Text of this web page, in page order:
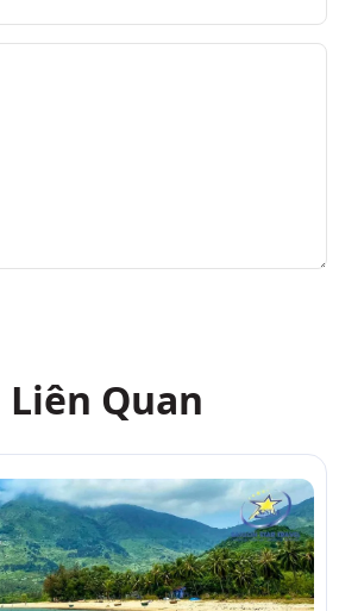
Quan